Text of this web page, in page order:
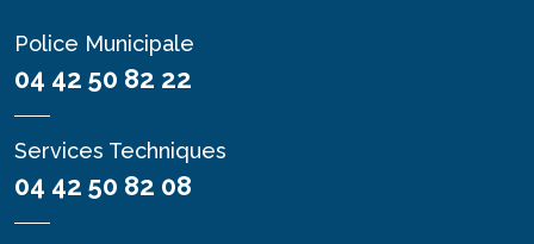
Police Municipale
04 42 50 82 22
Services Techniques
04 42 50 82 08